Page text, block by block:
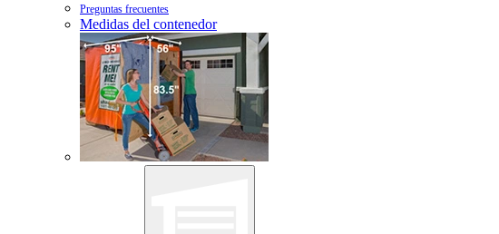
Preguntas frecuentes
Medidas del contenedor